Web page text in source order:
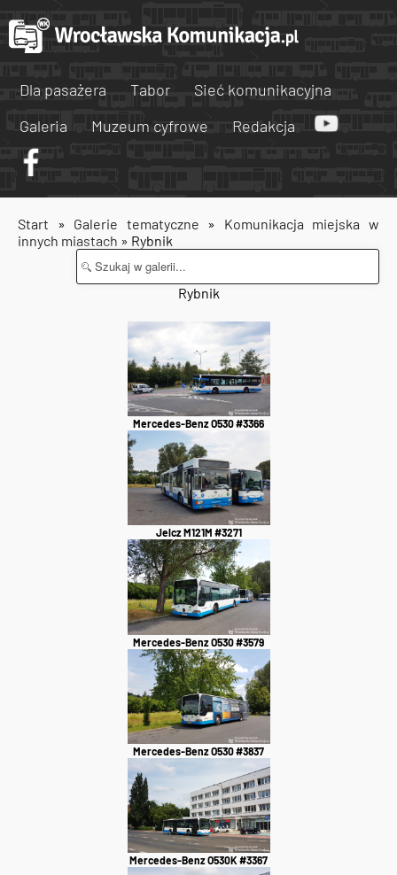
Dla pasażera Tabor
Sieć komunikacyjna
Galeria
Muzeum cyfrowe Redakcja
Start » Galerie tematyczne » Komunikacja miejska w
innych miastach » Rybnik
Rybnik
Mercedes-Benz O530 #3366
Jelcz M121M #3271
Mercedes-Benz O530 #3579
Mercedes-Benz O530 #3837
Mercedes-Benz O530K #3367